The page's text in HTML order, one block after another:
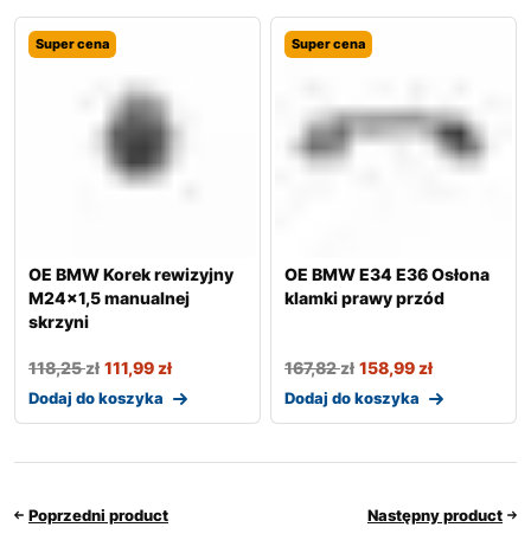
Super cena
OE BMW Korek rewizyjny
M24x1,5 manualnej
skrzyni
118,25zł 111,99zł
Dodaj do koszyka
Super cena
OE BMW E34 E36 Osłona
klamki prawy przód
167,82zł 158,99zł
Dodaj do koszyka
Poprzedni product Następny product